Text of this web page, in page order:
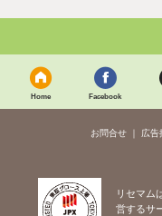
Home Facebook
お問合せ 広告
リセマム
営するサ